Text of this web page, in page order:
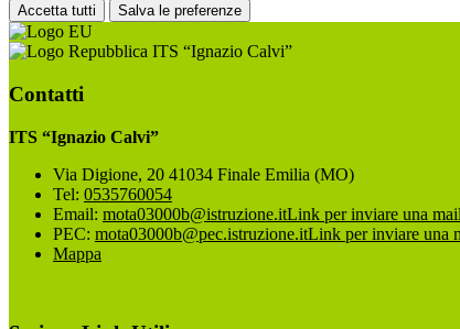
Accetta tutti Salva le preferenze
ITS “Ignazio Calvi”
Contatti
ITS “Ignazio Calvi”
Via Digione, 20 41034 Finale Emilia (MO)
Tel: 0535760054
Email: mota03000b@istruzione.itLink per inviare una mail
PEC: mota03000b@pec.istruzione.itLink per inviare una
Mappa